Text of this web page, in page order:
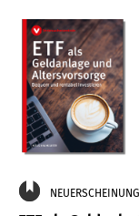
NEUERSCHEINUNG